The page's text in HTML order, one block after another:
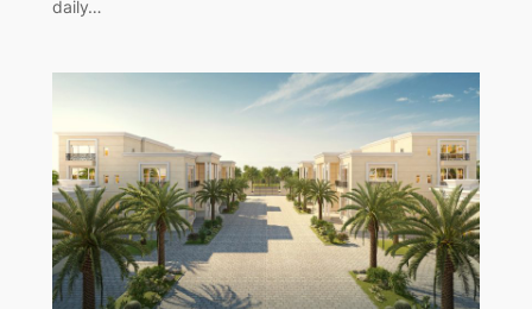
daily…